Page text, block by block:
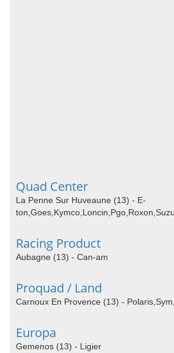
Quad Center
La Penne Sur Huveaune (13) - E-
Racing Product
Aubagne (13) - Can-am
Proquad / Land
Carnoux En Provence (13) -
Europa
Gemenos (13) - Ligier